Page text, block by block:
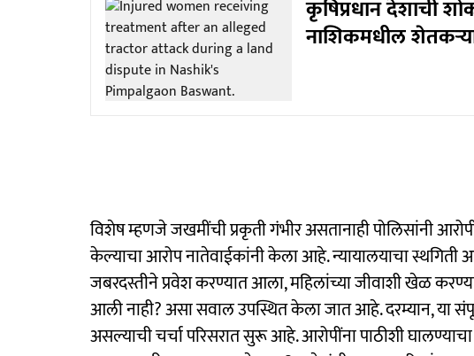
कृषिप्रधान देशाची
नाशिकमधील
विशेष म्हणजे जखमींची प्रकृती गंभीर असतानाही पोलिसांनी
केल्याचा आरोप नातेवाईकांनी केला आहे. न्यायालयाचा
जबरदस्तीने प्रवेश करण्यात आला, महिलांच्या जीवाशी खेळ
आली नाही? असा सवाल उपस्थित केला जात आहे. दरम्यान, या
असल्याची चर्चा परिसरात सुरू आहे. आरोपींना पाठीशी